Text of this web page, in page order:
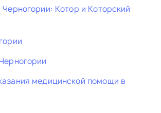
Черногории: Котор и Которский
медицинской помощи в